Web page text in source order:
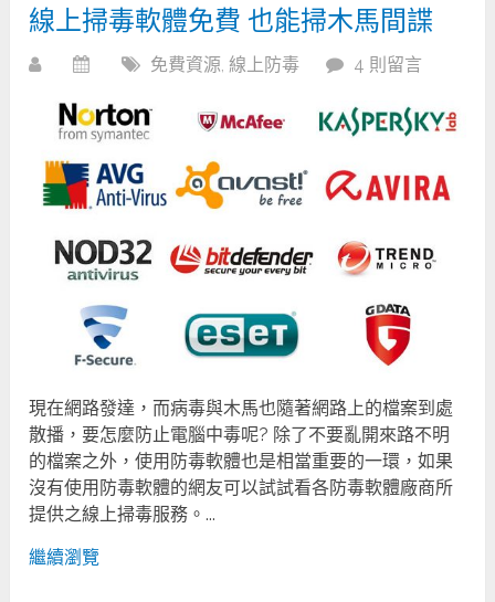
線上掃毒軟體免費 也能掃木馬間諜
免費資源 ,線上防毒 4 則留言
現在網路發達，而病毒與木馬也隨著網路上的檔案到處
散播，要怎麼防止電腦中毒呢? 除了不要亂開來路不明
的檔案之外，使用防毒軟體也是相當重要的一環，如果
沒有使用防毒軟體的網友可以試試看各防毒軟體廠商所
提供之線上掃毒服務。...
繼續瀏覽